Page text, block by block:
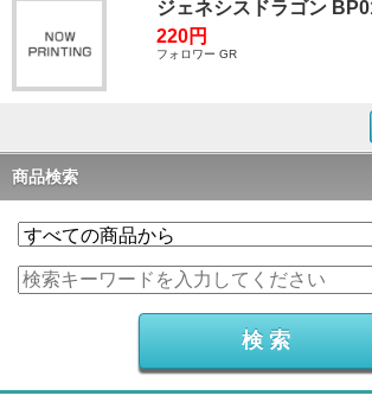
ジェネシスドラゴン
220円
フォロワー GR
商品検索